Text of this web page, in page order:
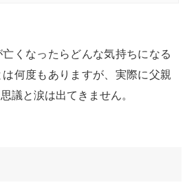
くなったらどんな気持ちになる
何度もありますが、実際に父親
議と涙は出てきません。